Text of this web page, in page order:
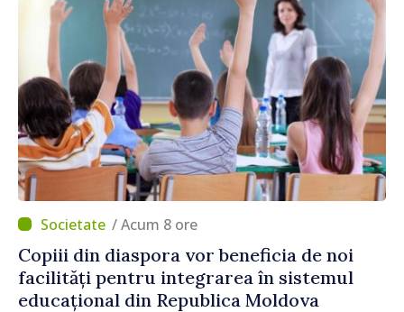
/ Acum 8 ore
Copiii din diaspora vor beneficia de noi
facilități pentru integrarea în sistemul
educațional din Republica Moldova